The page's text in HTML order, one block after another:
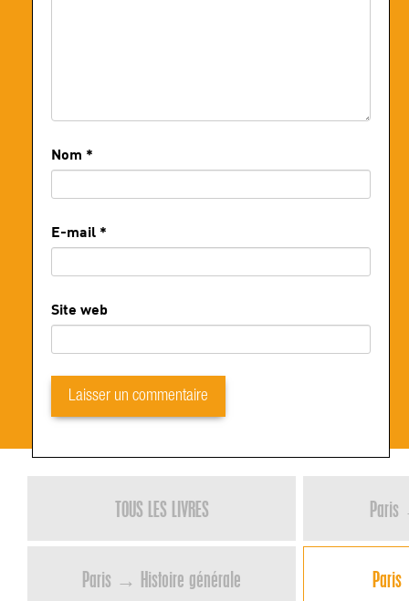
Nom *
E-mail *
Site web
TOUS LES LIVRES
Paris → Histoire générale